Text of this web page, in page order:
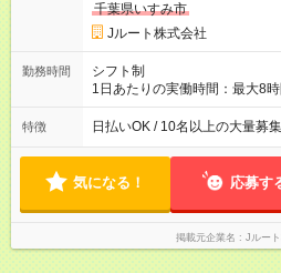
収40万円~50万円／週6日稼働 ＜モデルイメージ＞ ■月収50万
円 (27歳男性/江東区在住)※元
(日休み) ■月収80万円(43歳男性/墨田区在住)※元営業 1日200個
千葉県いすみ市
Jルート株式会社
勤務時間
シフト制
1日あたりの実働時間：最大8
働8時間） ※週5日勤務（場所
よって時間外での勤務可能性
特徴 日払いOK / 10名以上の大量募集
気になる！ 応募す
掲載元企業名 Jルー